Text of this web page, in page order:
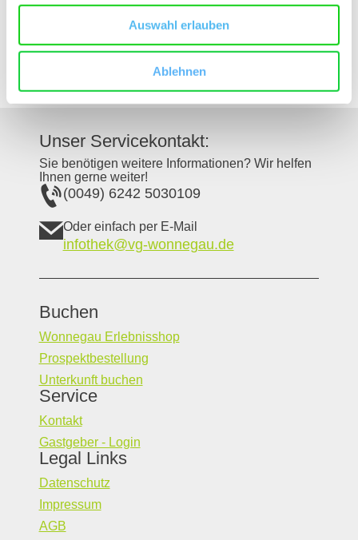
Auswahl erlauben
Ablehnen
55237 Lonsheim
067349420800
E-Mail:info@jtrautwein.wine
Unser Servicekontakt:
Sie benötigen weitere Informationen? Wir helfen
Ihnen gerne weiter!
(0049) 6242 5030109
Oder einfach per E-Mail
infothek@vg-wonnegau.de
Buchen
Wonnegau Erlebnisshop
Prospektbestellung
Unterkunft buchen
Service
Kontakt
Gastgeber - Login
Legal Links
Datenschutz
Impressum
AGB